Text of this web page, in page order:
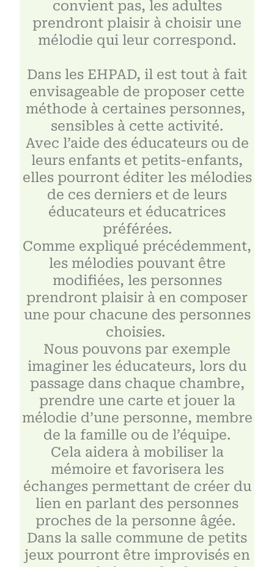
convient pas, les adultes
prendront plaisir à choisir une
mélodie qui leur correspond.
Dans les EHPAD, il est tout à fait
envisageable de proposer cette
méthode à certaines personnes,
sensibles à cette activité.
Avec l’aide des éducateurs ou de
leurs enfants et petits-enfants,
elles pourront éditer les mélodies
de ces derniers et de leurs
éducateurs et éducatrices
préférées.
Comme expliqué précédemment,
les mélodies pouvant être
modifiées, les personnes
prendront plaisir à en composer
une pour chacune des personnes
choisies.
Nous pouvons par exemple
imaginer les éducateurs, lors du
passage dans chaque chambre,
prendre une carte et jouer la
mélodie d’une personne, membre
de la famille ou de l’équipe.
Cela aidera à mobiliser la
mémoire et favorisera les
échanges permettant de créer du
lien en parlant des personnes
proches de la personne âgée.
Dans la salle commune de petits
jeux pourront être improvisés en